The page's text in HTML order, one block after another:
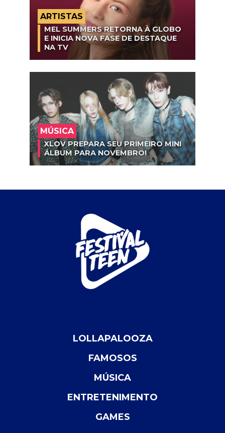
ARTISTAS
MEL SUMMERS RETORNA À GLOBO
E INICIA NOVA FASE DE DESTAQUE
NA TV
MÚSICA
XLOV PREPARA SEU PRIMEIRO MINI
ÁLBUM PARA NOVEMBRO!
LOLLAPALOOZA
FAMOSOS
MÚSICA
ENTRETENIMENTO
GAMES